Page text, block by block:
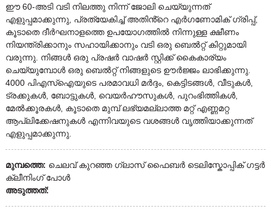
ഈ 60-അടി വടി നിലത്തു നിന്ന് ജോലി ചെയ്യുന്നത്
എളുപ്പമാക്കുന്നു, പ്രത്യേകിച്ച് അതിൻ്റെ എർഗണോമിക് ഗ്രിപ്പ്,
കൂടാതെ ദീർഘനാളത്തെ ഉപയോഗത്തിൽ നിന്നുള്ള ക്ഷീണം
നിയന്ത്രിക്കാനും സഹായിക്കാനും വടി ഒരു ബെൽറ്റ് കിറ്റുമായി
വരുന്നു. നിങ്ങൾ ഒരു പ്രഷർ വാഷർ സ്റ്റിക്ക് കൈകാര്യം
ചെയ്യുമ്പോൾ ഒരു ബെൽറ്റ് നിങ്ങളുടെ ഊർജ്ജം ലാഭിക്കുന്നു.
4000 പിഎസ്ഐയുടെ പരമാവധി മർദ്ദം, കെട്ടിടങ്ങൾ, വീടുകൾ,
ട്രക്കുകൾ, ബോട്ടുകൾ, വെയർഹൗസുകൾ, പുറംഭിത്തികൾ,
മേൽക്കൂരകൾ, കൂടാതെ മുമ്പ് ലഭ്യമല്ലാത്ത മറ്റ് എണ്ണമറ്റ
ആപ്ലിക്കേഷനുകൾ എന്നിവയുടെ വശങ്ങൾ വൃത്തിയാക്കുന്നത്
എളുപ്പമാക്കുന്നു.
മുമ്പത്തെ: ചെലവ് കുറഞ്ഞ ഗ്ലാസ് ഫൈബർ ടെലിസ്കോപ്പിക് ഗട്ടർ
ക്ലീനിംഗ് പോൾ
അടുത്തത്: